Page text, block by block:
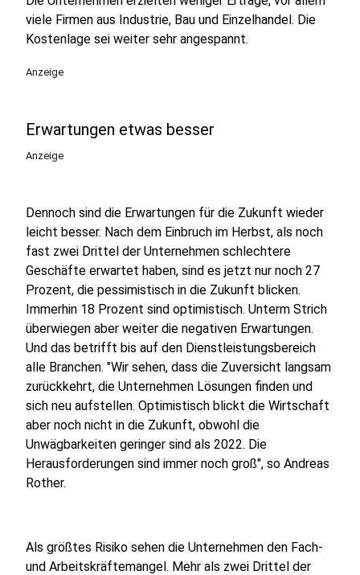
viele Firmen aus Industrie, Bau und Einzelhandel. Die
Kostenlage sei weiter sehr angespannt.
Anzeige
Erwartungen etwas besser
Anzeige
Dennoch sind die Erwartungen für die Zukunft wieder
leicht besser. Nach dem Einbruch im Herbst, als noch
fast zwei Drittel der Unternehmen schlechtere
Geschäfte erwartet haben, sind es jetzt nur noch 27
Prozent, die pessimistisch in die Zukunft blicken.
Immerhin 18 Prozent sind optimistisch. Unterm Strich
überwiegen aber weiter die negativen Erwartungen.
Und das betrifft bis auf den Dienstleistungsbereich
alle Branchen. "Wir sehen, dass die Zuversicht langsam
zurückkehrt, die Unternehmen Lösungen finden und
sich neu aufstellen. Optimistisch blickt die Wirtschaft
aber noch nicht in die Zukunft, obwohl die
Unwägbarkeiten geringer sind als 2022. Die
Herausforderungen sind immer noch groß", so Andreas
Rother.
Als größtes Risiko sehen die Unternehmen den Fach-
und Arbeitskräftemangel. Mehr als zwei Drittel der